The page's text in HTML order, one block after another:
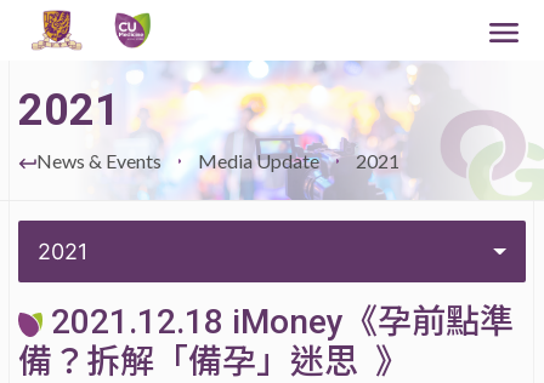
2021
News & Events Media Update 2021
2021.12.18 iMoney《孕前點準
備？拆解「備孕」迷思 》
2021